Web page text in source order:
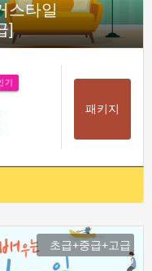
스타일
]
기
패키지
초급+중급+고급